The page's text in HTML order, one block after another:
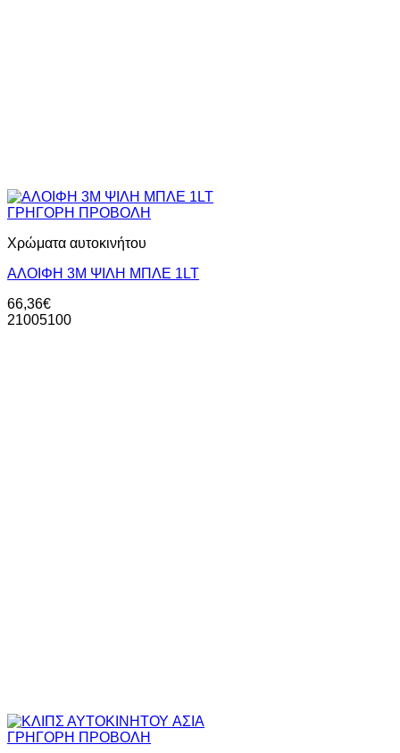
ΓΡΗΓΟΡΗ ΠΡΟΒΟΛΗ
Χρώματα αυτοκινήτου
ΑΛΟΙΦΗ 3Μ ΨΙΛΗ ΜΠΛΕ 1LT
66,36€
21005100
ΓΡΗΓΟΡΗ ΠΡΟΒΟΛΗ